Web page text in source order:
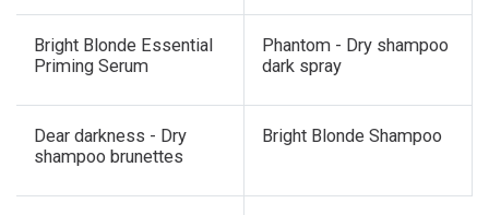
Bright Blonde Essential
Priming Serum
Phantom - Dry shampoo
dark spray
Dear darkness - Dry
shampoo brunettes
Bright Blonde Shampoo